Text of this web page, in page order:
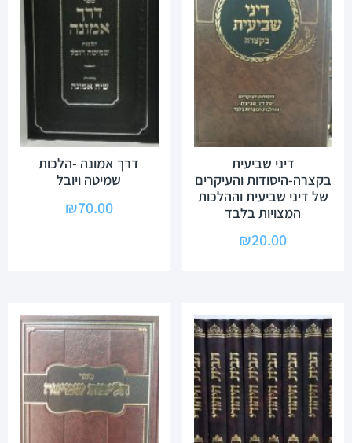
דיני שביעית
בקצרה-היסודות והעיקרים
של דיני שביעית וההלכות
המצויות בלבד
₪20.00
דרך אמונה -הלכות
שמיטה ויובל
₪70.00